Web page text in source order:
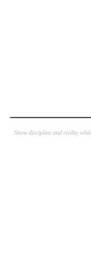
Show discipline and civility